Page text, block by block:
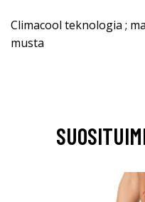
Climacool teknologia ;
musta